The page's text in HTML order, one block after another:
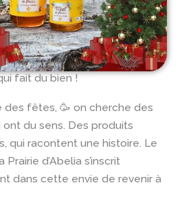
fait du bien !
des fêtes, 🥳 on cherche des
ont du sens. Des produits
qui racontent une histoire. Le
Prairie d’Abelia s’inscrit
dans cette envie de revenir à